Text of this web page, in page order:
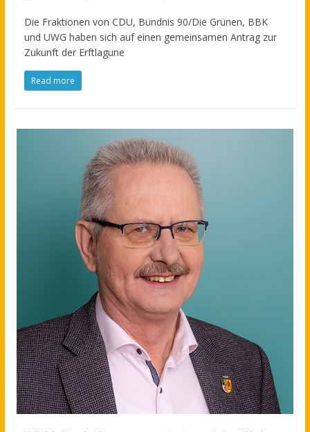
Die Fraktionen von CDU, Bündnis 90/Die Grünen, BBK
und UWG haben sich auf einen gemeinsamen Antrag zur
Zukunft der Erftlagune
Read more